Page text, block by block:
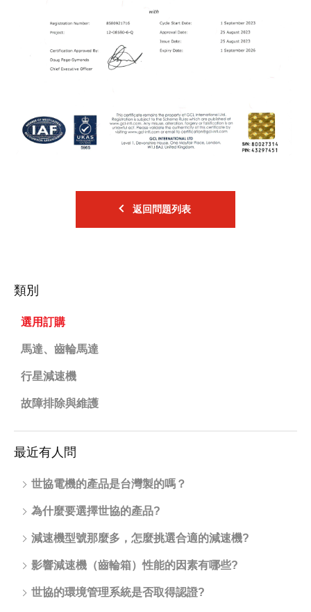
返回問題列表
類別
選用訂購
馬達、齒輪馬達
行星減速機
故障排除與維護
最近有人問
世協電機的產品是台灣製的嗎？
為什麼要選擇世協的產品?
減速機型號那麼多，怎麼挑選合適的減速機?
影響減速機（齒輪箱）性能的因素有哪些?
世協的環境管理系統是否取得認證?